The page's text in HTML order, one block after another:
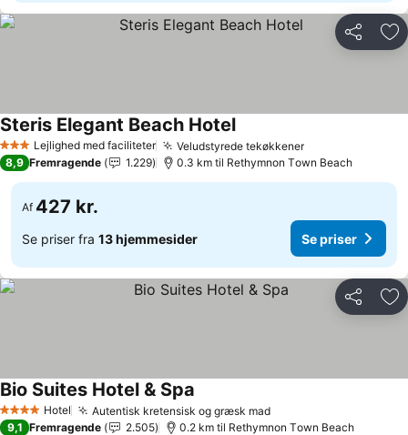
Del
3 StjernerLejlighed med faciliteter Veludstyrede tekøkkener
Steris Elegant Beach Hotel
8,9 Fremragende 1.229 0.3 km til Rethymnon Τown Beach
Af 427 kr.
Se priser fra 13 hjemmesider Se priser
Del
4 StjernerHotel Autentisk kretensisk og græsk mad
Bio Suites Hotel & Spa
9,1 Fremragende 2.505 0.2 km til Rethymnon Τown Beach